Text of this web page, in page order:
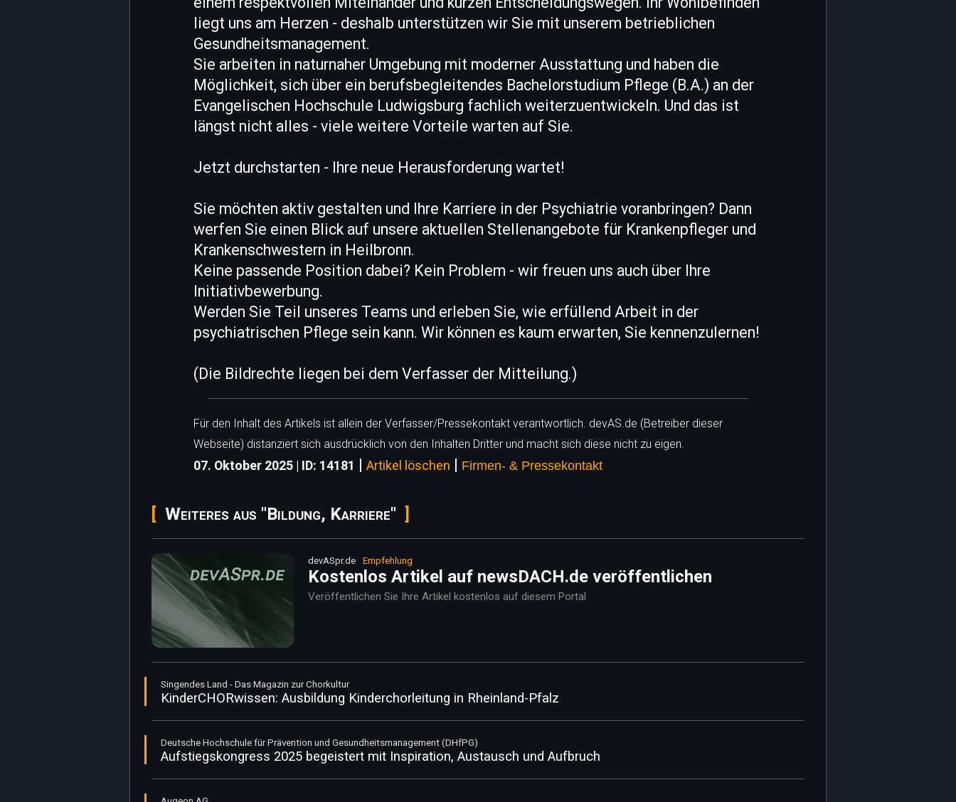
liegt uns am Herzen - deshalb unterstützen wir Sie mit unserem betrieblichen
Gesundheitsmanagement.
Sie arbeiten in naturnaher Umgebung mit moderner Ausstattung und haben die
Möglichkeit, sich über ein berufsbegleitendes Bachelorstudium Pflege (B.A.) an der
Evangelischen Hochschule Ludwigsburg fachlich weiterzuentwickeln. Und das ist
längst nicht alles - viele weitere Vorteile warten auf Sie.
Jetzt durchstarten - Ihre neue Herausforderung wartet!
Sie möchten aktiv gestalten und Ihre Karriere in der Psychiatrie voranbringen? Dann
werfen Sie einen Blick auf unsere aktuellen Stellenangebote für Krankenpfleger und
Krankenschwestern in Heilbronn.
Keine passende Position dabei? Kein Problem - wir freuen uns auch über Ihre
Initiativbewerbung.
Werden Sie Teil unseres Teams und erleben Sie, wie erfüllend Arbeit in der
psychiatrischen Pflege sein kann. Wir können es kaum erwarten, Sie kennenzulernen!
(Die Bildrechte liegen bei dem Verfasser der Mitteilung.)
Für den Inhalt des Artikels ist allein der Verfasser/Pressekontakt verantwortlich. devAS.de (Betreiber dieser
Webseite) distanziert sich ausdrücklich von den Inhalten Dritter und macht sich diese nicht zu eigen.
07. Oktober 2025 | ID: 14181 | Artikel löschen | Firmen- & Pressekontakt
Weiteres aus "Bildung, Karriere"
devASpr.de Empfehlung
Kostenlos Artikel auf newsDACH.de veröffentlichen
Veröffentlichen Sie Ihre Artikel kostenlos auf diesem Portal
Singendes Land - Das Magazin zur Chorkultur
KinderCHORwissen: Ausbildung Kinderchorleitung in Rheinland-Pfalz
Deutsche Hochschule für Prävention und Gesundheitsmanagement (DHfPG)
Aufstiegskongress 2025 begeistert mit Inspiration, Austausch und Aufbruch